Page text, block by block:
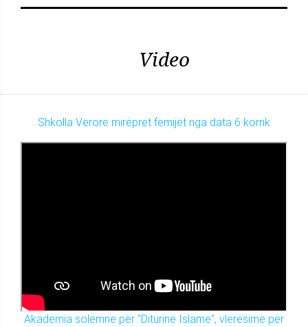
Video
Shkolla Verore mirëpret fëmijët nga data 6 korrik
Akademia solemne për "Diturinë Islame", vlerësime për